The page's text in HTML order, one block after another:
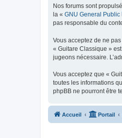
Nos forums sont
la « GNU General Public
pas responsable du
Vous acceptez de ne
« Guitare Classique »
jugeons nécessaire.
Vous acceptez que «
toutes les informations
phpBB ne pourront être
Accueil Portail